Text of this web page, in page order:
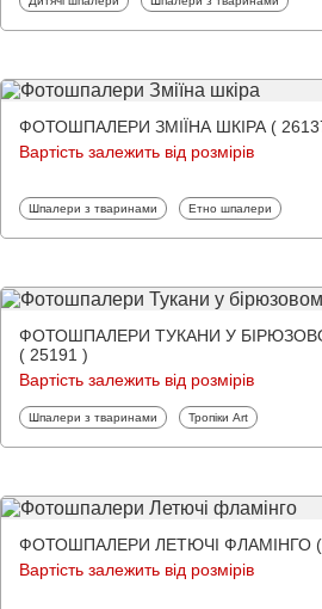
ФОТОШПАЛЕРИ ЗМІЇНА ШКІРА (
Вартість залежить від розмірів
Фотошпалери
Шпалери з тваринами Фотошпалери
Етно шпалери
ФОТОШПАЛЕРИ ТУКАНИ У
( 25191 )
Вартість залежить від розмірів
Фотошпалери
Шпалери з тваринами Фотошпалери
Тропіки Art
ФОТОШПАЛЕРИ ЛЕТЮЧІ ФЛАМІНГО (
Вартість залежить від розмірів